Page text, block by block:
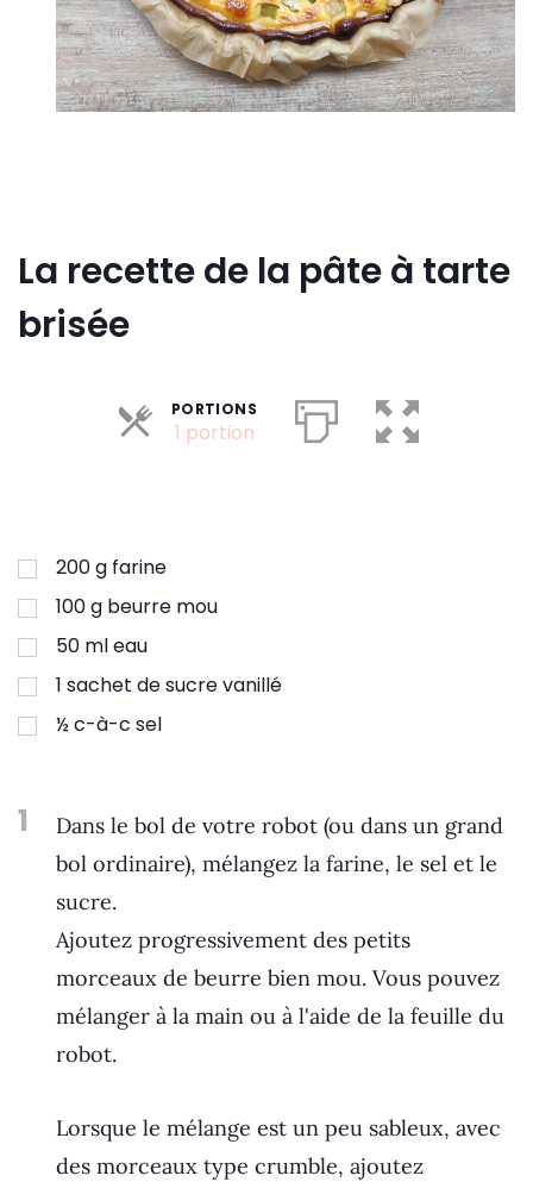
La recette de la pâte à tarte
brisée
PORTIONS
1 portionParts
200g farine
100g beurre mou
50 mleau
1 sachet de sucre vanillé
½c-à-c sel
1
Dans le bol de votre robot (ou dans un grand
bol ordinaire), mélangez la farine, le sel et le
sucre.
Ajoutez progressivement des petits
morceaux de beurre bien mou. Vous pouvez
mélanger à la main ou à l'aide de la feuille du
robot.
Lorsque le mélange est un peu sableux, avec
des morceaux type crumble, ajoutez